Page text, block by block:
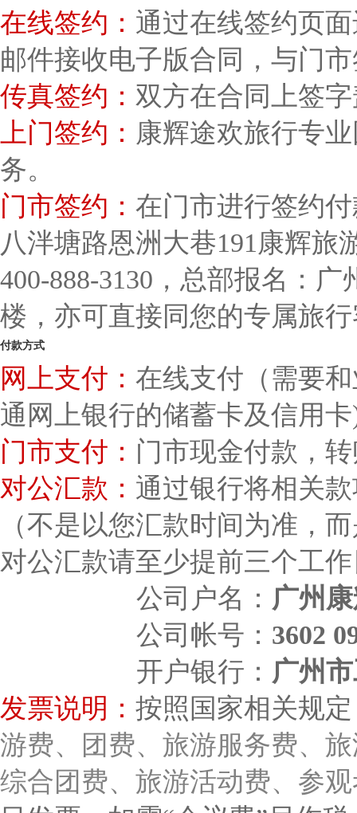
在线签约： 通过在线签约页
邮件接收电子版合同，与门
传真签约： 双方在合同上签
上门签约： 康辉途欢旅行专
务。
门市签约： 在门市进行签约
八泮塘路恩洲大巷191康辉
400-888-3130，总部报名：
楼，亦可直接同您的专属旅
付款方式
网上支付： 在线支付（需要
通网上银行的储蓄卡及信用
门市支付： 门市现金付款，
对公汇款： 通过银行将相关
（不是以您汇款时间为准，
对公汇款请至少提前三个工
公司户名： 广州
公司帐号： 3602
开户银行： 广州
发票说明： 按照国家相关规
游费、团费、旅游服务费、
综合团费、旅游活动费、参